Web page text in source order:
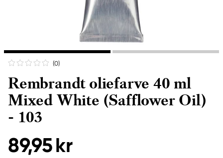
(0)
Rembrandt oliefarve 40 ml
Mixed White (Safflower Oil)
- 103
89,95 kr